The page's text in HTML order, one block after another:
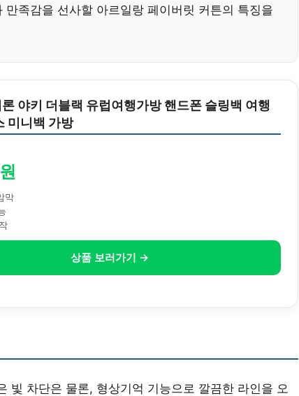
족감을 선사할 아르일랑 페이버릿 커튼의 특징을
야키 더블랙 유럽여행가방 핸드폰 슬링백 여행
미니백 가방
막
상품 보러가기 →
빛 차단은 물론, 형상기억 기능으로 깔끔한 라인을 오